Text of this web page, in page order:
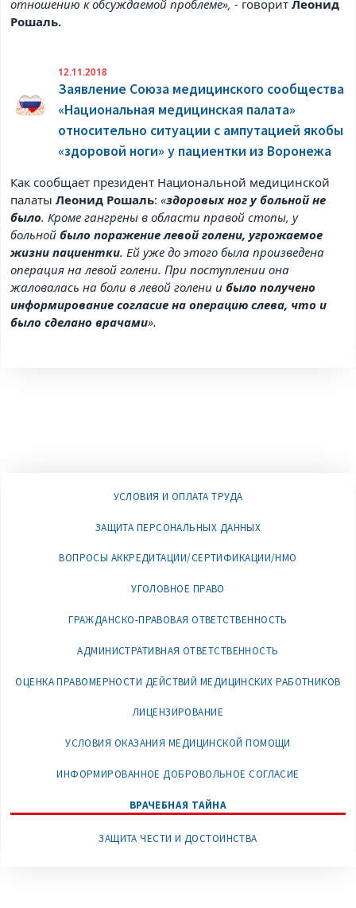
отношению к обсуждаемой проблеме»,- говоритЛеонид
Рошаль.
12.11.2018
Заявление Союза медицинского сообщества
«Национальная медицинская палата»
относительно ситуации с ампутацией якобы
«здоровой ноги» у пациентки из Воронежа
Как сообщает президент Национальной медицинской
палатыЛеонид Рошаль:«здоровых ног у больной не
было. Кроме гангрены в области правой стопы, у
больнойбыло поражение левой голени, угрожаемое
жизни пациентки. Ей уже до этого была произведена
операция на левой голени. При поступлении она
жаловалась на боли в левой голени ибыло получено
информирование согласие на операцию слева, что и
было сделано врачами».
УСЛОВИЯ И ОПЛАТА ТРУДА
ЗАЩИТА ПЕРСОНАЛЬНЫХ ДАННЫХ
ВОПРОСЫ АККРЕДИТАЦИИ/СЕРТИФИКАЦИИ/НМО
УГОЛОВНОЕ ПРАВО
ГРАЖДАНСКО-ПРАВОВАЯ ОТВЕТСТВЕННОСТЬ
АДМИНИСТРАТИВНАЯ ОТВЕТСТВЕННОСТЬ
ОЦЕНКА ПРАВОМЕРНОСТИ ДЕЙСТВИЙ МЕДИЦИНСКИХ РАБОТНИКОВ
ЛИЦЕНЗИРОВАНИЕ
УСЛОВИЯ ОКАЗАНИЯ МЕДИЦИНСКОЙ ПОМОЩИ
ИНФОРМИРОВАННОЕ ДОБРОВОЛЬНОЕ СОГЛАСИЕ
ВРАЧЕБНАЯ ТАЙНА
ЗАЩИТА ЧЕСТИ И ДОСТОИНСТВА